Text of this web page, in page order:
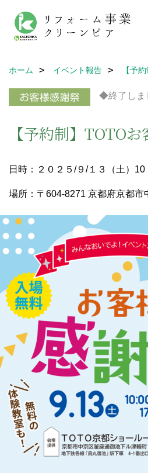
ホーム イベント報告 【予
◆終了しま
【予約制】TOTO
日時：２０２５/９/１３（土）
場所：〒604-8271 京都府京都市